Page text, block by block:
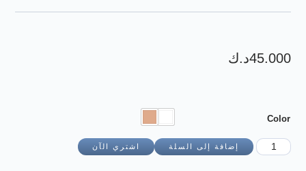
تقييمعملاء
45.000د.ك
Color
إضافة إلى السلة اشتري الآن